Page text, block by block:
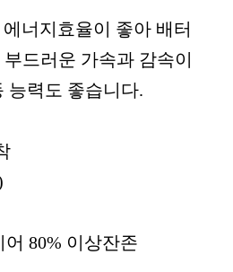
너지효율이 좋아 배터
드러운 가속과 감속이
능력도 좋습니다.
80% 이상잔존